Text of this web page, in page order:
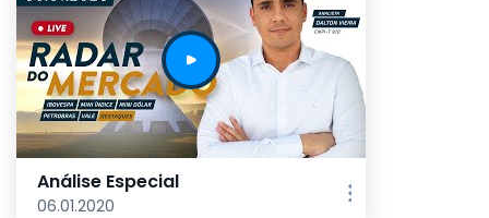
Análise Especial
06.01.2020